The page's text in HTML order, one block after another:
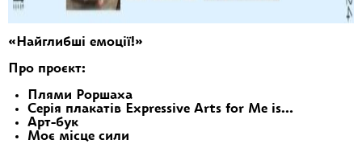
«Найглибші емоції!»
Про проєкт:
Плями Роршаха
Серія плакатів Expressive Arts for Me is…
Арт-бук
Моє місце сили